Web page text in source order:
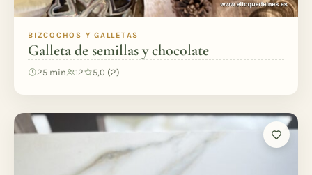
BIZCOCHOS Y GALLETAS
Galleta de semillas y chocolate
25 min 12 5,0 (2)